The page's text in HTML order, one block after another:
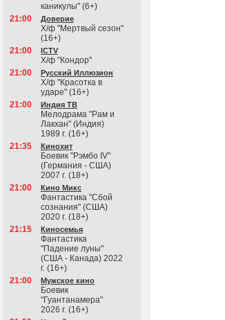
каникулы" (6+)
21:00
Доверие
Х/ф "Мертвый сезон"
(16+)
21:00
ICTV
Х/ф "Кондор"
21:00
Русский Иллюзион
Х/ф "Красотка в
ударе" (16+)
21:00
Индия ТВ
Мелодрама "Рам и
Лакхан" (Индия)
1989 г. (16+)
21:35
Кинохит
Боевик "Рэмбо IV"
(Германия - США)
2007 г. (18+)
21:00
Кино Микс
Фантастика "Сбой
сознания" (США)
2020 г. (18+)
21:15
Киносемья
Фантастика
"Падение луны"
(США - Канада) 2022
г. (16+)
21:00
Мужское кино
Боевик
"Гуантанамера"
2026 г. (16+)